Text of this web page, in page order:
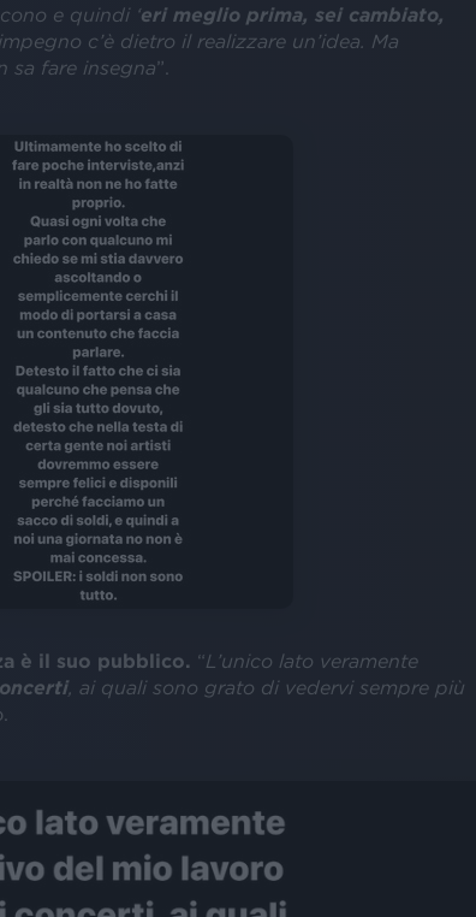
e quindi ‘eri meglio prima, sei cambiato,
c’è dietro il realizzare un’idea. Ma
sa fare insegna”.
è il suo pubblico. “L’unico lato veramente
, ai quali sono grato di vedervi sempre più